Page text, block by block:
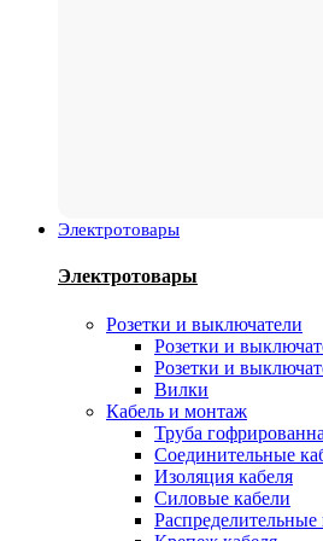
Электротовары
Электротовары
Розетки и выключатели
Розетки и
Розетки и
Вилки
Кабель и монтаж
Труба
Соединительные
Изоляция кабеля
Силовые кабели